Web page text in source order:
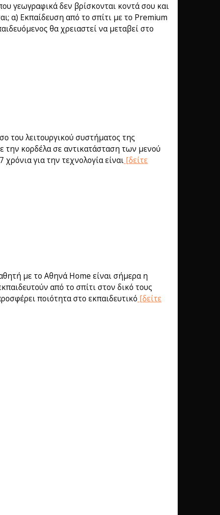
γεωγραφικά δεν βρίσκονται κοντά σου και
α) Εκπαίδευση από το σπίτι με το Premium
θα χρειαστεί να μεταβεί στο
του λειτουργικού συστήματος της
κορδέλα σε αντικατάσταση των μενού
για την τεχνολογία είναι[δείτε
με το Αθηνά Home είναι σήμερα η
από το σπίτι στον δικό τους
ποιότητα στο εκπαιδευτικό [δείτε